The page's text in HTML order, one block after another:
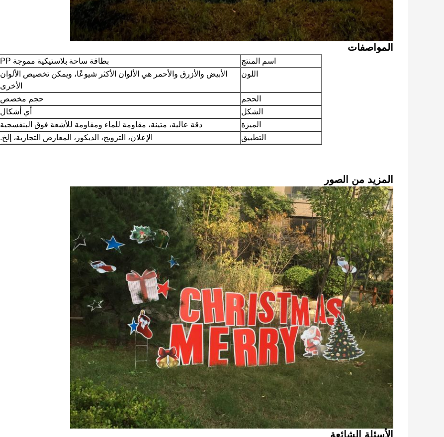
المواصفات
اسم المنتج
بطاقة ساحة بلاستيكية مموجة PP
اللون
الأبيض والأزرق والأحمر هي الألوان الأكثر شيوعًا، ويمكن تخصيص الألوان
الأخرى
الحجم
حجم مخصص
الشكل
أي أشكال
الميزة
دقة عالية، متينة، مقاومة للماء ومقاومة للأشعة فوق البنفسجية
التطبيق
الإعلان، الترويج، الديكور، المعارض التجارية، إلخ.
المزيد من الصور
الأسئلة الشائعة